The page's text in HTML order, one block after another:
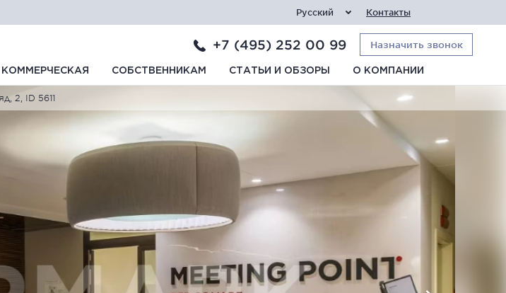
Русский Контакты
+7 (495) 252 00 99 Назначить звонок
КОММЕРЧЕСКАЯ СОБСТВЕННИКАМ СТАТЬИ И ОБЗОРЫ О КОМПАНИИ
2, ID 5611